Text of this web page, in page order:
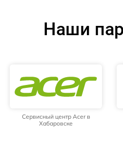
Наши
Сервисный центр Acer в
Хабаровске